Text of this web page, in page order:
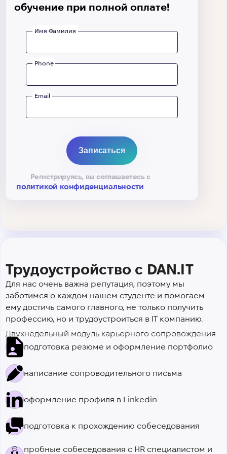
обучение при полной оплате!
Имя Фамилия
Phone
Email
Регистрируясь, вы соглашаетесь с
политикой конфиденциальности
Трудоустройство с DAN.IT
Для нас очень важна репутация, поэтому мы
заботимся о каждом нашем студенте и помогаем
ему достичь самого главного, не только получить
профессию, но и трудоустроиться в IT компанию.
Двухнедельный модуль карьерного сопровождения
подготовка резюме и оформление портфолио
написание сопроводительного письма
оформление профиля в Linkedin
подготовка к прохождению собеседования
пробные собеседования с HR специалистом и